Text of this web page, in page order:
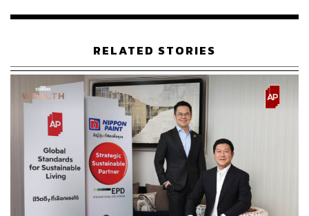
TAGS: สิ่งแวดล้อม อนุรักษ์สิ่งแวดล้อม POP Tip
Sustain
ABOUT THE AUTHOR
RELATED STORIES